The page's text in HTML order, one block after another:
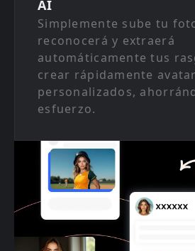
AI
Simplemente sube tu
reconocerá y extraerá
automáticamente tus
crear rápidamente
personalizados,
esfuerzo.